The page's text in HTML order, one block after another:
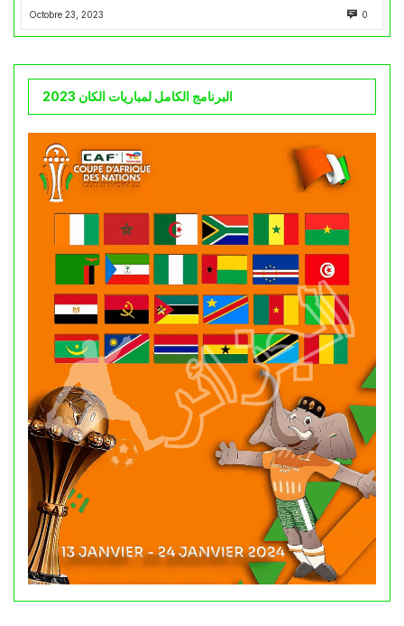
Octobre 23, 2023 0
البرنامج الكامل لمباريات الكان 2023